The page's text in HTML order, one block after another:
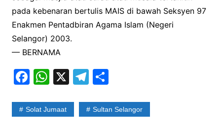
pada kebenaran bertulis MAIS di bawah Seksyen 97
Enakmen Pentadbiran Agama Islam (Negeri
Selangor) 2003.
— BERNAMA
F
c
W
at
X T
e
S
ar
Solat Jumaat Sultan Selangor